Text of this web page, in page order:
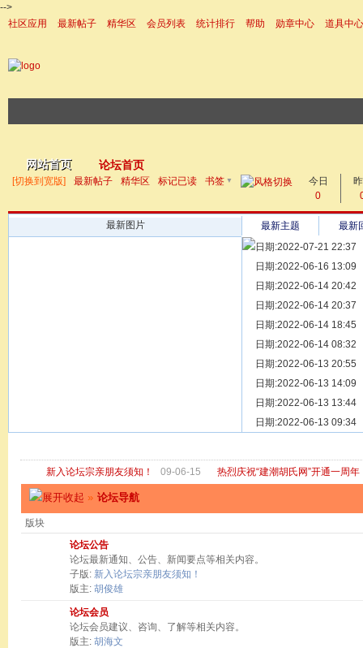
-->
社区应用
最新帖子 精华区 会员列表 统计排行 帮助 勋章中心
道具中心
网站首页 论坛首页
帖子
[切换到宽版] 最新帖子 精华区 标记已读 书签 ▼
今日
0
最新图片 最新主题
最新
日期:2022-07-21 22:37
[ 宗亲新闻 ] 同为宗亲，
日期:2022-06-16 13:09
[ 族谱知识 ] 漫话辈份
日期:2022-06-14 20:42
[ 族谱知识 ] 修族谱的用
日期:2022-06-14 20:37
[ 族谱知识 ] 一元等于多
日期:2022-06-14 18:45
[ 散文随笔 ] 写给远在天
日期:2022-06-14 08:32
[ 宗亲新闻 ] 关于“金鸡落
日期:2022-06-13 20:55
[ 庙堂宗祠 ] 洽礼祖祠
日期:2022-06-13 14:09
[ 庙堂宗祠 ] 京华胡氏二
日期:2022-06-13 13:44
[ 庙堂宗祠 ] 祖祠、家庙
日期:2022-06-13 09:34
新入论坛宗亲朋友须知！ 09-06-15 热烈庆祝“建潮胡氏网”开通一周年
» 论坛导航
版块
论坛公告
论坛最新通知、公告、新闻要点等相关内容。
子版: 新入论坛宗亲朋友须知！
版主: 胡俊雄
论坛会员
论坛会员建议、咨询、了解等相关内容。
版主: 胡海文